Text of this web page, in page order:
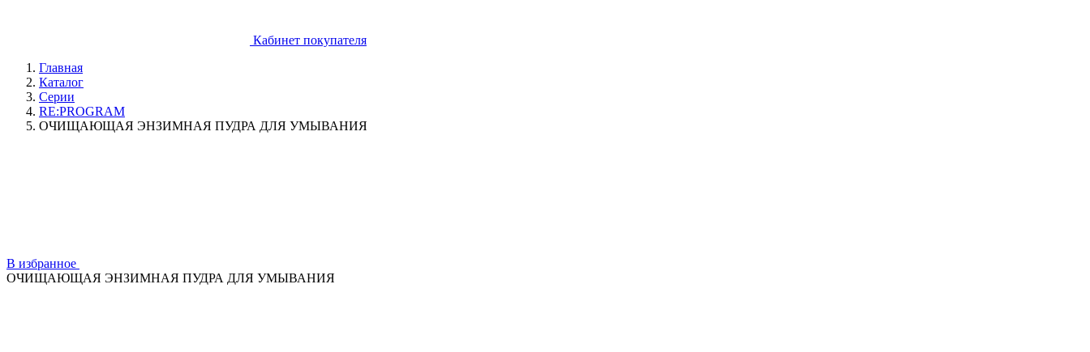
Кабинет покупателя
Главная
Каталог
Серии
RE:PROGRAM
ОЧИЩАЮЩАЯ ЭНЗИМНАЯ ПУДРА ДЛЯ УМЫВАНИЯ
В избранное
ОЧИЩАЮЩАЯ ЭНЗИМНАЯ ПУДРА ДЛЯ УМЫВАНИЯ